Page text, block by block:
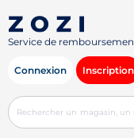
Service de
Connexion Inscription